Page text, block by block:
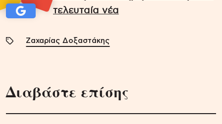
τελευταία νέα
Ζαχαρίας Δοξαστάκης
Διαβάστε επίσης